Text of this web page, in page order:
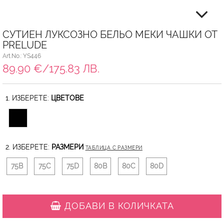
СУТИЕН ЛУКСОЗНО БЕЛЬО МЕКИ ЧАШКИ ОТ
PRELUDE
Art.No.: YS446
89.90 €/175.83 ЛВ.
1. ИЗБЕРЕТЕ: ЦВЕТОВЕ
2. ИЗБЕРЕТЕ: РАЗМЕРИ ТАБЛИЦА С РАЗМЕРИ
75B 75C 75D 80B 80C 80D
ДОБАВИ В КОЛИЧКАТА